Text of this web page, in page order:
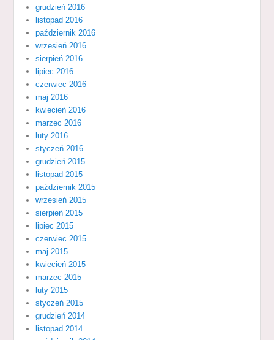
grudzień 2016
listopad 2016
październik 2016
wrzesień 2016
sierpień 2016
lipiec 2016
czerwiec 2016
maj 2016
kwiecień 2016
marzec 2016
luty 2016
styczeń 2016
grudzień 2015
listopad 2015
październik 2015
wrzesień 2015
sierpień 2015
lipiec 2015
czerwiec 2015
maj 2015
kwiecień 2015
marzec 2015
luty 2015
styczeń 2015
grudzień 2014
listopad 2014